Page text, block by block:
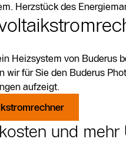
Herzstück des
Heizsystem von
wir für Sie den Buderus
aufzeigt.
und mehr